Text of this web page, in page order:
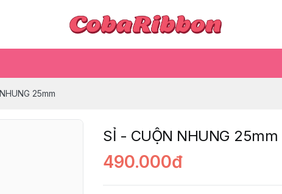
25mm
SỈ - CUỘN NHUNG 25mm
490.000đ